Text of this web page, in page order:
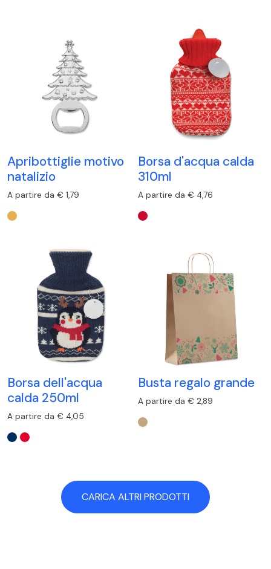
Apribottiglie motivo
natalizio
A partire da € 1,79
Borsa d'acqua calda
310ml
A partire da € 4,76
Borsa dell'acqua
calda 250ml
A partire da € 4,05
Busta regalo grande
A partire da € 2,89
CARICA ALTRI PRODOTTI